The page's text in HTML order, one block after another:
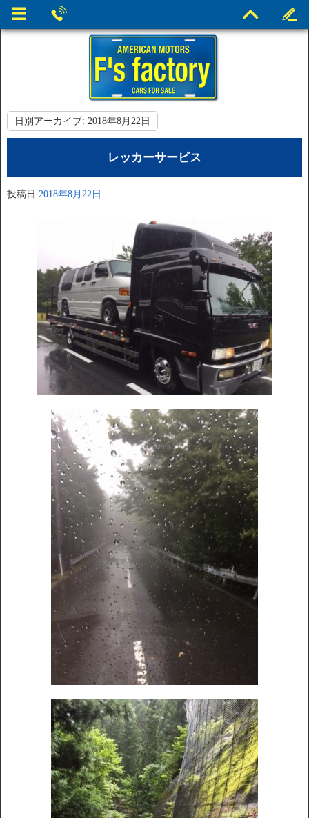
日別アーカイブ: 2018年8月22日
レッカーサービス
投稿日 2018年8月22日